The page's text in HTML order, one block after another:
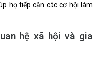
họ tiếp cận các cơ hội làm
hệ xã hội và gia